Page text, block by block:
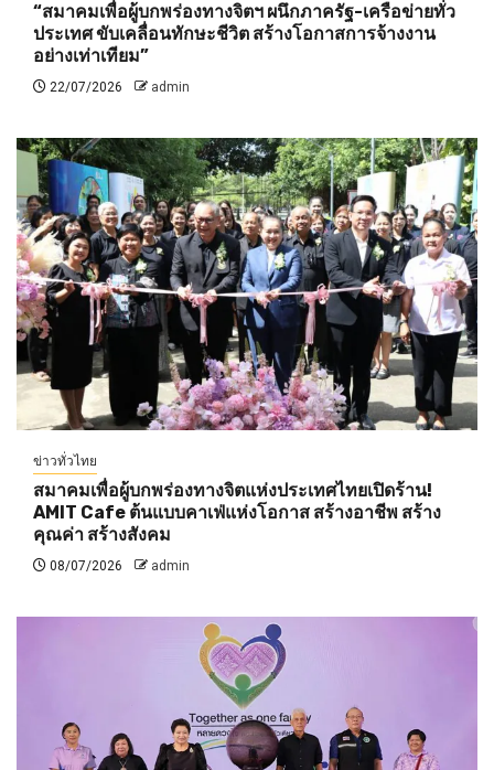
“สมาคมเพื่อผู้บกพร่องทางจิตฯ ผนึกภาครัฐ-เครือข่ายทั่ว
ประเทศ ขับเคลื่อนทักษะชีวิต สร้างโอกาสการจ้างงาน
อย่างเท่าเทียม”
22/07/2026 admin
ข่าวทั่วไทย
สมาคมเพื่อผู้บกพร่องทางจิตแห่งประเทศไทยเปิดร้าน!
AMIT Cafe ต้นแบบคาเฟ่แห่งโอกาส สร้างอาชีพ สร้าง
คุณค่า สร้างสังคม
08/07/2026 admin